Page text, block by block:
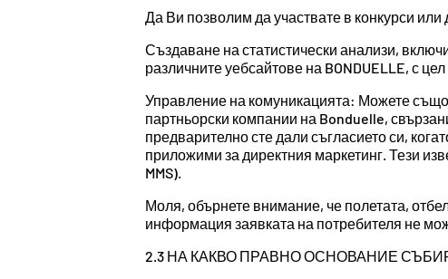
Да Ви позволим да участвате в конкурси
Създаване на статистически анализи,
различните уебсайтове на BONDUELLE, с
Управление на комуникацията: Можете
партньорски компании на Bonduelle,
предварително сте дали съгласието си,
приложими за директния маркетинг. Тези
MMS).
Моля, обърнете внимание, че полетата,
информация заявката на потребителя не
2.3 НА КАКВО ПРАВНО ОСНОВАНИЕ